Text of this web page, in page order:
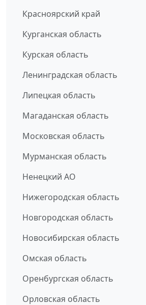
Красноярский край
Курганская область
Курская область
Ленинградская область
Липецкая область
Магаданская область
Московская область
Мурманская область
Ненецкий АО
Нижегородская область
Новгородская область
Новосибирская область
Омская область
Оренбургская область
Орловская область